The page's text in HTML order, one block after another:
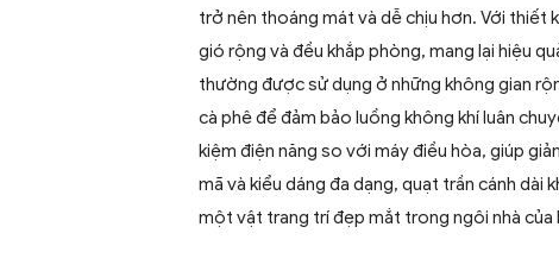
trở nên thoáng mát và dễ chịu hơn. Với thiết
gió rộng và đều khắp phòng, mang lại hiệu
thường được sử dụng ở những không gian
cà phê để đảm bảo luồng không khí luân
kiệm điện năng so với máy điều hòa, giúp
mã và kiểu dáng đa dạng, quạt trần cánh dài
một vật trang trí đẹp mắt trong ngôi nhà của